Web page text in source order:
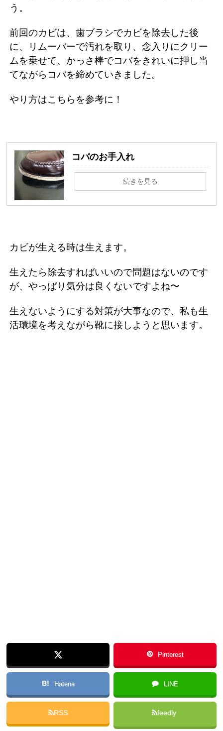
う。
前回のカビは、歯ブラシでカビを除去した後
に、リムーバーで汚れを取り、念入りにクリー
ムを乗せて、かっさ棒でコバをきれいに押し当
てながらコバを締めていきました。
やり方はこちらを参考に！
コバのお手入れ
続きを見る
カビが生える時は生えます。
生えたら除去すればいいので問題はないのです
が、やっぱり気分は良くないですよね〜
生えないようにする対策が大事なので、私も生
活環境を考えながら靴に接しようと思います。
Pinterest
B! Hatena LINE
RSS feedly